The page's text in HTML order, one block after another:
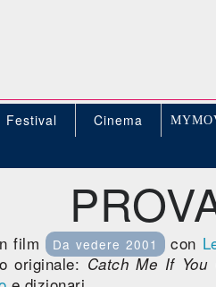
Festival Cinema
film Da vedere 2001 con
originale:Catch Me If You